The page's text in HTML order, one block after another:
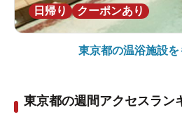
日帰り
クーポンあり
東京都の温浴施設を
東京都の週間アクセスラン